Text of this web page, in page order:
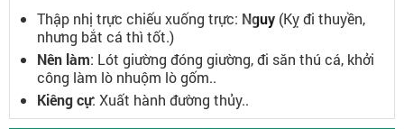
Thập nhị trực chiếu xuống trực: Nguy (Kỵ đi thuyền,
nhưng bắt cá thì tốt.)
Nên làm: Lót giường đóng giường, đi săn thú cá, khởi
công làm lò nhuộm lò gốm..
Kiêng cự: Xuất hành đường thủy..